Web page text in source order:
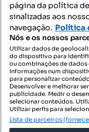
Contacte-nos
página da política
sinalizadas aos
navegação. Política
Nós e os nossos
Utilizar dados de
do dispositivo para
ou combinações de dados
informações num
para personalizar
Desenvolver e melhorar
publicidade. Medir o
selecionar conteúdos.
Utilizar perfis para
Lista de parceiros